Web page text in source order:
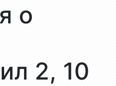
о
2, 10